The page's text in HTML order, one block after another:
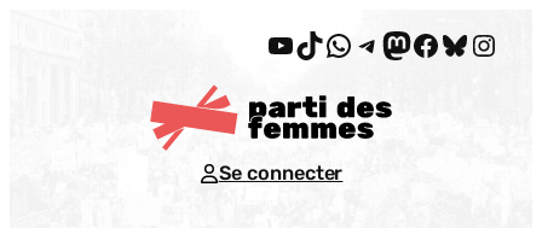
YouTube
TikTok
WhatsApp
Telegram
Mastodon
Facebook
Bluesky
Se connecter